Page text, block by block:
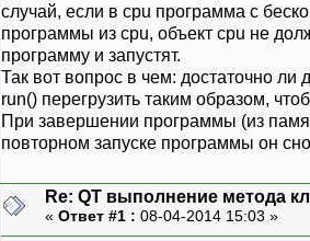
случай, если в cpu программа с
программы из cpu, объект cpu не
программу и запустят.
Так вот вопрос в чем: достаточно ли
run() перегрузить таким образом,
При завершении программы (из
повторном запуске программы он
Re: QT выполнение метода
« Ответ #1 : 08-04-2014 15:03 »